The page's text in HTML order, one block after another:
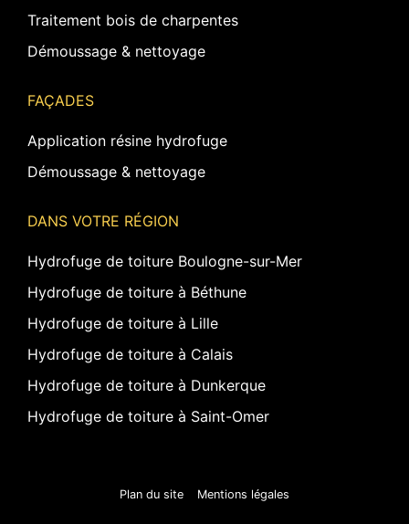
Traitement bois de charpentes
Démoussage & nettoyage
FAÇADES
Application résine hydrofuge
Démoussage & nettoyage
DANS VOTRE RÉGION
Hydrofuge de toiture Boulogne-sur-Mer
Hydrofuge de toiture à Béthune
Hydrofuge de toiture à Lille
Hydrofuge de toiture à Calais
Hydrofuge de toiture à Dunkerque
Hydrofuge de toiture à Saint-Omer
Plan du site Mentions légales